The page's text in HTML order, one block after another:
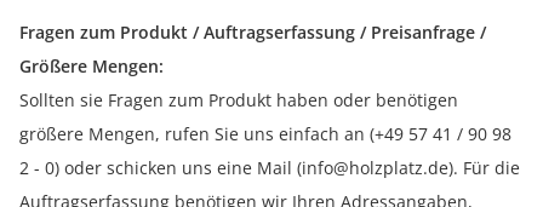
Fragen zum Produkt / Auftragserfassung / Preisanfrage /
Größere Mengen:
Sollten sie Fragen zum Produkt haben oder benötigen
größere Mengen, rufen Sie uns einfach an (+49 57 41 / 90 98
2 - 0) oder schicken uns eine Mail (info@holzplatz.de). Für die
Auftragserfassung benötigen wir Ihren Adressangaben,